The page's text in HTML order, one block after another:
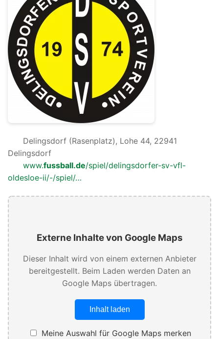
Delingsdorf (Rasenplatz), Lohe 44, 22941
Delingsdorf
www.fussball.de/spiel/delingsdorfer-sv-vfl-
oldesloe-ii/-/spiel/…
Externe Inhalte von Google Maps
Dieser Inhalt wird von einem externen Anbieter
bereitgestellt. Beim Laden werden Daten an
Google Maps übertragen.
Inhalt laden
Meine Auswahl für Google Maps merken